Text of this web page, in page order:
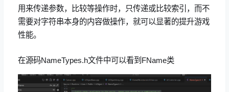
用来传递参数，比较等操作时，只传递或比较索引，而不
需要对字符串本身的内容做操作，就可以显著的提升游戏
性能。
在源码NameTypes.h文件中可以看到FName类